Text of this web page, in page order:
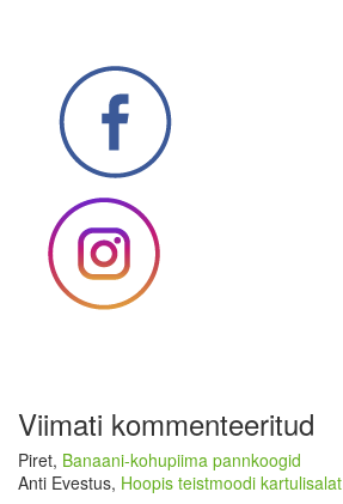
Viimati kommenteeritud
Piret, Banaani-kohupiima pannkoogid
Anti Evestus, Hoopis teistmoodi kartulisalat